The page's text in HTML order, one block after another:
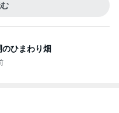
ひまわり畑